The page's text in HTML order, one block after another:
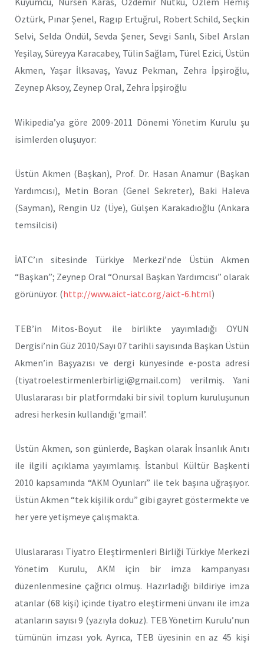
Öztürk, Pınar Şenel, Ragıp Ertuğrul, Robert Schild, Seçkin
Selvi, Selda Öndül, Sevda Şener, Sevgi Sanlı, Sibel Arslan
Yeşilay, Süreyya Karacabey, Tülin Sağlam, Türel Ezici, Üstün
Akmen, Yaşar İlksavaş, Yavuz Pekman, Zehra İpşiroğlu,
Zeynep Aksoy, Zeynep Oral, Zehra İpşiroğlu
Wikipedia’ya göre 2009-2011 Dönemi Yönetim Kurulu şu
isimlerden oluşuyor:
Üstün Akmen (Başkan), Prof. Dr. Hasan Anamur (Başkan
Yardımcısı), Metin Boran (Genel Sekreter), Baki Haleva
(Sayman), Rengin Uz (Üye), Gülşen Karakadıoğlu (Ankara
temsilcisi)
İATC’ın sitesinde Türkiye Merkezi’nde Üstün Akmen
“Başkan”; Zeynep Oral “Onursal Başkan Yardımcısı” olarak
görünüyor. (http://www.aict-iatc.org/aict-6.html)
TEB’in Mitos-Boyut ile birlikte yayımladığı OYUN
Dergisi’nin Güz 2010/Sayı 07 tarihli sayısında Başkan Üstün
Akmen’in Başyazısı ve dergi künyesinde e-posta adresi
(tiyatroelestirmenlerbirligi@gmail.com) verilmiş. Yani
Uluslararası bir platformdaki bir sivil toplum kuruluşunun
adresi herkesin kullandığı ‘gmail’.
Üstün Akmen, son günlerde, Başkan olarak İnsanlık Anıtı
ile ilgili açıklama yayımlamış. İstanbul Kültür Başkenti
2010 kapsamında “AKM Oyunları” ile tek başına uğraşıyor.
Üstün Akmen “tek kişilik ordu” gibi gayret göstermekte ve
her yere yetişmeye çalışmakta.
Uluslararası Tiyatro Eleştirmenleri Birliği Türkiye Merkezi
Yönetim Kurulu, AKM için bir imza kampanyası
düzenlenmesine çağrıcı olmuş. Hazırladığı bildiriye imza
atanlar (68 kişi) içinde tiyatro eleştirmeni ünvanı ile imza
atanların sayısı 9 (yazıyla dokuz). TEB Yönetim Kurulu’nun
tümünün imzası yok. Ayrıca, TEB üyesinin en az 45 kişi